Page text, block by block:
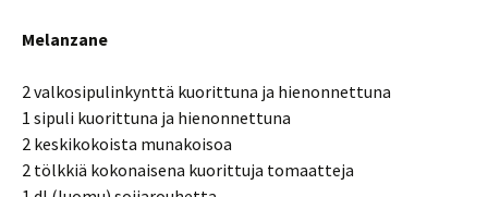
Melanzane
2 valkosipulinkynttä kuorittuna ja hienonnettuna
1 sipuli kuorittuna ja hienonnettuna
2 keskikokoista munakoisoa
2 tölkkiä kokonaisena kuorittuja tomaatteja